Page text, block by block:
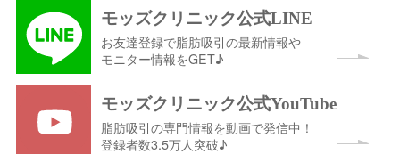
モッズクリニック公式LINE
お友達登録で脂肪吸引の最新情報や
モニター情報をGET♪
モッズクリニック公式YouTube
脂肪吸引の専門情報を動画で発信中！
登録者数3.5万人突破♪